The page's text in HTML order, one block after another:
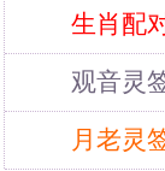
生肖配
观音灵
月老灵